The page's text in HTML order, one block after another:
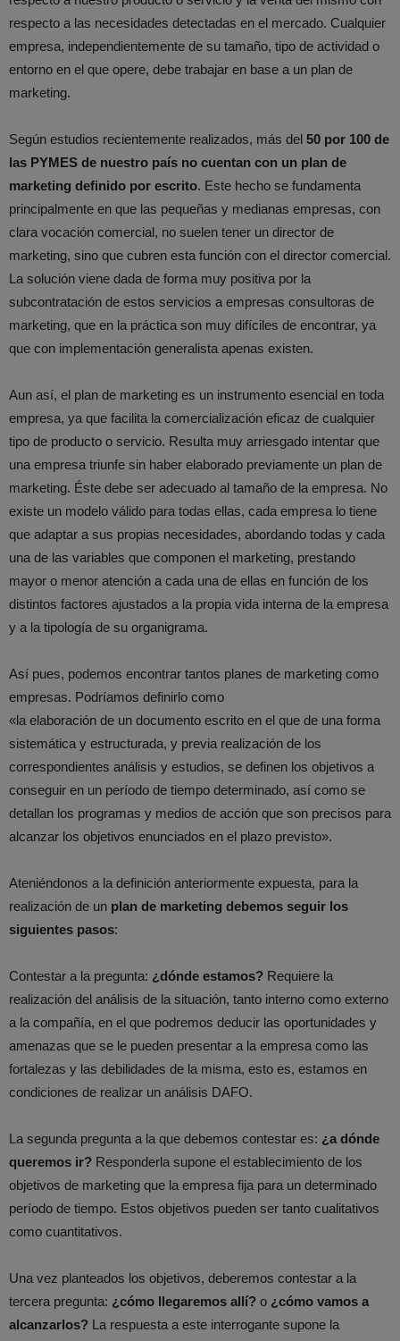
respecto a las necesidades detectadas en el mercado. Cualquier
empresa, independientemente de su tamaño, tipo de actividad o
entorno en el que opere, debe trabajar en base a un plan de
marketing.
Según estudios recientemente realizados, más del 50 por 100 de
las PYMES de nuestro país no cuentan con un plan de
marketing definido por escrito. Este hecho se fundamenta
principalmente en que las pequeñas y medianas empresas, con
clara vocación comercial, no suelen tener un director de
marketing, sino que cubren esta función con el director comercial.
La solución viene dada de forma muy positiva por la
subcontratación de estos servicios a empresas consultoras de
marketing, que en la práctica son muy difíciles de encontrar, ya
que con implementación generalista apenas existen.
Aun así, el plan de marketing es un instrumento esencial en toda
empresa, ya que facilita la comercialización eficaz de cualquier
tipo de producto o servicio. Resulta muy arriesgado intentar que
una empresa triunfe sin haber elaborado previamente un plan de
marketing. Éste debe ser adecuado al tamaño de la empresa. No
existe un modelo válido para todas ellas, cada empresa lo tiene
que adaptar a sus propias necesidades, abordando todas y cada
una de las variables que componen el marketing, prestando
mayor o menor atención a cada una de ellas en función de los
distintos factores ajustados a la propia vida interna de la empresa
y a la tipología de su organigrama.
Así pues, podemos encontrar tantos planes de marketing como
empresas. Podríamos definirlo como
«la elaboración de un documento escrito en el que de una forma
sistemática y estructurada, y previa realización de los
correspondientes análisis y estudios, se definen los objetivos a
conseguir en un período de tiempo determinado, así como se
detallan los programas y medios de acción que son precisos para
alcanzar los objetivos enunciados en el plazo previsto».
Ateniéndonos a la definición anteriormente expuesta, para la
realización de un plan de marketing debemos seguir los
siguientes pasos:
Contestar a la pregunta: ¿dónde estamos? Requiere la
realización del análisis de la situación, tanto interno como externo
a la compañía, en el que podremos deducir las oportunidades y
amenazas que se le pueden presentar a la empresa como las
fortalezas y las debilidades de la misma, esto es, estamos en
condiciones de realizar un análisis DAFO.
La segunda pregunta a la que debemos contestar es: ¿a dónde
queremos ir? Responderla supone el establecimiento de los
objetivos de marketing que la empresa fija para un determinado
período de tiempo. Estos objetivos pueden ser tanto cualitativos
como cuantitativos.
Una vez planteados los objetivos, deberemos contestar a la
tercera pregunta: ¿cómo llegaremos allí? o ¿cómo vamos a
alcanzarlos? La respuesta a este interrogante supone la